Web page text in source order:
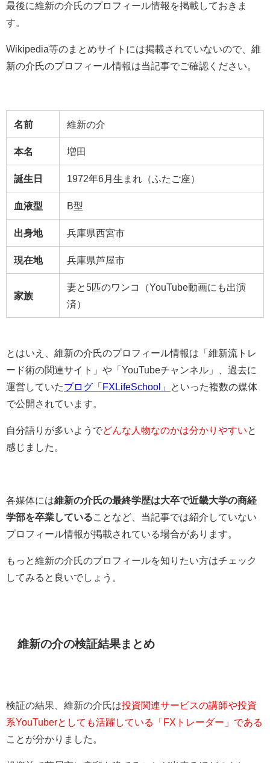
最後に維新の介氏のプロフィール情報を掲載しておきま
す。
Wikipedia等のまとめサイトには掲載されていないので、維
新の介氏のプロフィール情報は当記事でご確認ください。
名前 維新の介
本名 増田
誕生日 1972年6月生まれ（ふたご座）
血液型 B型
出身地 兵庫県西宮市
現在地 兵庫県芦屋市
家族
妻と5匹のワンコ（YouTube動画にも出演
済）
とはいえ、維新の介氏のプロフィール情報は「維新流トレ
ード術の関連サイト」や「YouTubeチャンネル」、過去に
運営していたブログ「FXLifeSchool」
といった複数の媒体
で公開されています。
自分語りが多いようでどんな人物なのかは分かりやすいと
感じました。
各媒体には維新の介氏の最終学歴は大卒で近畿大学の商経
学部を卒業していることなど、当記事では紹介していない
プロフィール情報が掲載されている場合があります。
もっと維新の介氏のプロフィールを知りたい方はチェック
してみると良いでしょう。
維新の介の検証結果まとめ
検証の結果、維新の介氏は投資関連サービスの講師や投資
系YouTuberとしても活躍している「FXトレーダー」である
ことが分かりました。